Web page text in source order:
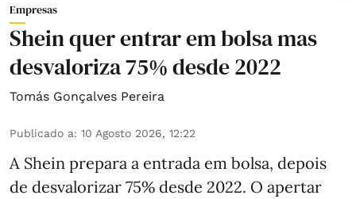
Empresas
Shein quer entrar em bolsa mas
desvaloriza 75% desde 2022
Tomás Gonçalves Pereira
Publicado a: 10 Agosto 2026, 12:22
A Shein prepara a entrada em bolsa, depois
de desvalorizar 75% desde 2022. O apertar